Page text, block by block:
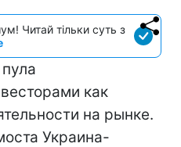
Читай тільки суть з
как
на рынке.
Украина-